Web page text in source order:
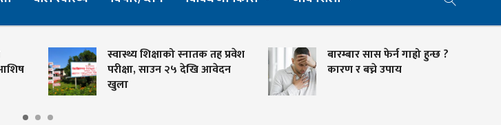
स्वास्थ्य शिक्षाको स्नातक तह प्रवेश
परीक्षा, साउन २५ देखि आवेदन
खुला
बारम्बार सास फेर्न गाह्रो हुन्छ ?
कारण र बच्ने उपाय